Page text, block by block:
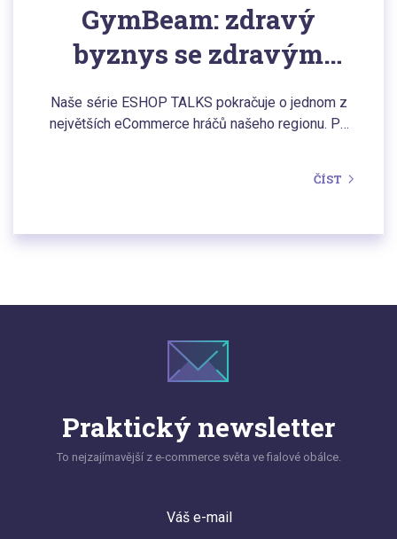
GymBeam: zdravý
byznys se zdravým
životním stylem
Naše série ESHOP TALKS pokračuje o jednom z
největších eCommerce hráčů našeho regionu. Po
nadupané jako svaly po jejich skvělých produktech.
ČÍST
Praktický newsletter
To nejzajímavější z e-commerce světa ve fialové obálce.
Váš e-mail